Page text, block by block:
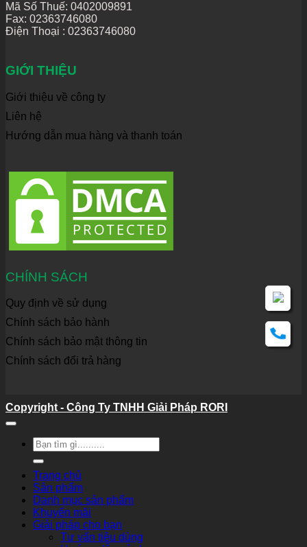
Mã Số Thuế: 0402009891
Fax: 02363746080
Điện Thoại : 02363746080
GIỚI THIỆU
Giới thiệu về công ty
Liên hệ
Hướng dẫn mua hàng và thanh toán
CHÍNH SÁCH
Quy định về sử dụng
Chính sách bảo hành
Chính sách bảo mật thông tin
Chính sách đổi trả hàng
Copyright - Công Ty TNHH Giải Pháp RORI
Tìm
kiếm:
Trang chủ
Sản phẩm
Danh mục sản phẩm
Khuyến mãi
Giải pháp cho bạn
Tư vấn tiêu dùng